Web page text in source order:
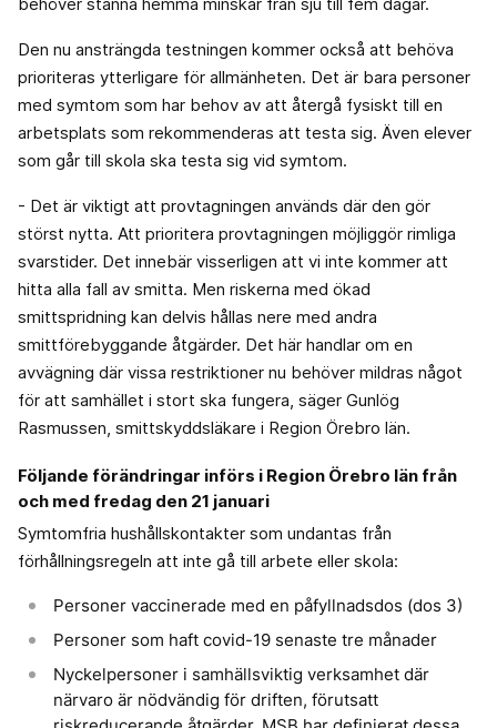
behöver stanna hemma minskar från sju till fem dagar.
Den nu ansträngda testningen kommer också att behöva
prioriteras ytterligare för allmänheten. Det är bara personer
med symtom som har behov av att återgå fysiskt till en
arbetsplats som rekommenderas att testa sig. Även elever
som går till skola ska testa sig vid symtom.
- Det är viktigt att provtagningen används där den gör
störst nytta. Att prioritera provtagningen möjliggör rimliga
svarstider. Det innebär visserligen att vi inte kommer att
hitta alla fall av smitta. Men riskerna med ökad
smittspridning kan delvis hållas nere med andra
smittförebyggande åtgärder. Det här handlar om en
avvägning där vissa restriktioner nu behöver mildras något
för att samhället i stort ska fungera, säger Gunlög
Rasmussen, smittskyddsläkare i Region Örebro län.
Följande förändringar införs i Region Örebro län från
och med fredag den 21 januari
Symtomfria hushållskontakter som undantas från
förhållningsregeln att inte gå till arbete eller skola:
Personer vaccinerade med en påfyllnadsdos (dos 3)
Personer som haft covid-19 senaste tre månader
Nyckelpersoner i samhällsviktig verksamhet där
närvaro är nödvändig för driften, förutsatt